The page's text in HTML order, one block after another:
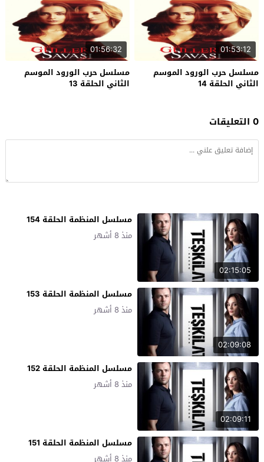
01:53:12
مسلسل حرب الورود الموسم
الثاني الحلقة 14
01:56:32
مسلسل حرب الورود الموسم
الثاني الحلقة 13
0 التعليقات
02:15:05
مسلسل المنظمة الحلقة 154
منذ 8 أشهر
02:09:08
مسلسل المنظمة الحلقة 153
منذ 8 أشهر
02:09:11
مسلسل المنظمة الحلقة 152
منذ 8 أشهر
مسلسل المنظمة الحلقة 151
منذ 8 أشهر